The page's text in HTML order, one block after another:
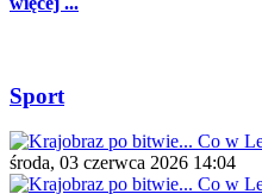
Sport
środa, 03 czerwca 2026 14:04